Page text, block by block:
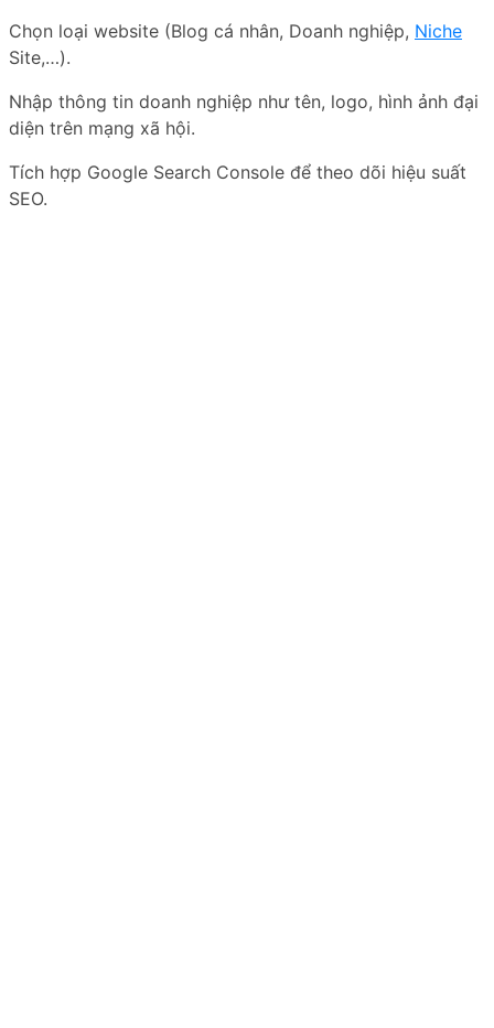
Chọn loại website (Blog cá nhân, Doanh nghiệp, Niche
Site,…).
Nhập thông tin doanh nghiệp như tên, logo, hình ảnh đại
diện trên mạng xã hội.
Tích hợp Google Search Console để theo dõi hiệu suất
SEO.